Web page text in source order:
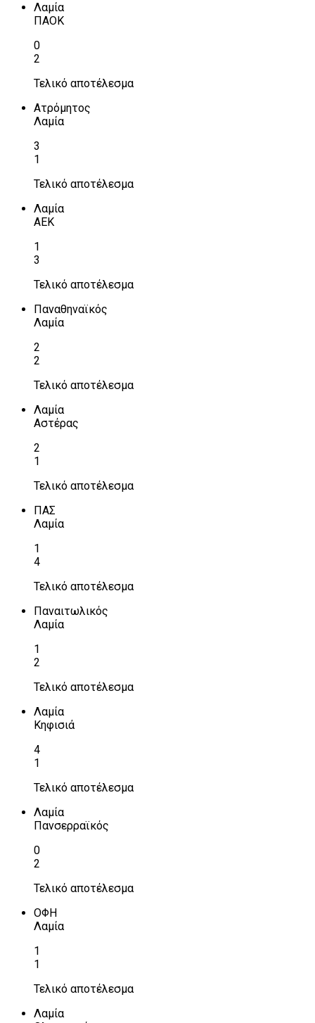
Λαμία
ΠΑΟΚ
0
2
Τελικό αποτέλεσμα
Ατρόμητος
Λαμία
3
1
Τελικό αποτέλεσμα
Λαμία
ΑΕΚ
1
3
Τελικό αποτέλεσμα
Παναθηναϊκός
Λαμία
2
2
Τελικό αποτέλεσμα
Λαμία
Αστέρας
2
1
Τελικό αποτέλεσμα
ΠΑΣ
Λαμία
1
4
Τελικό αποτέλεσμα
Παναιτωλικός
Λαμία
1
2
Τελικό αποτέλεσμα
Λαμία
Κηφισιά
4
1
Τελικό αποτέλεσμα
Λαμία
Πανσερραϊκός
0
2
Τελικό αποτέλεσμα
ΟΦΗ
Λαμία
1
1
Τελικό αποτέλεσμα
Λαμία